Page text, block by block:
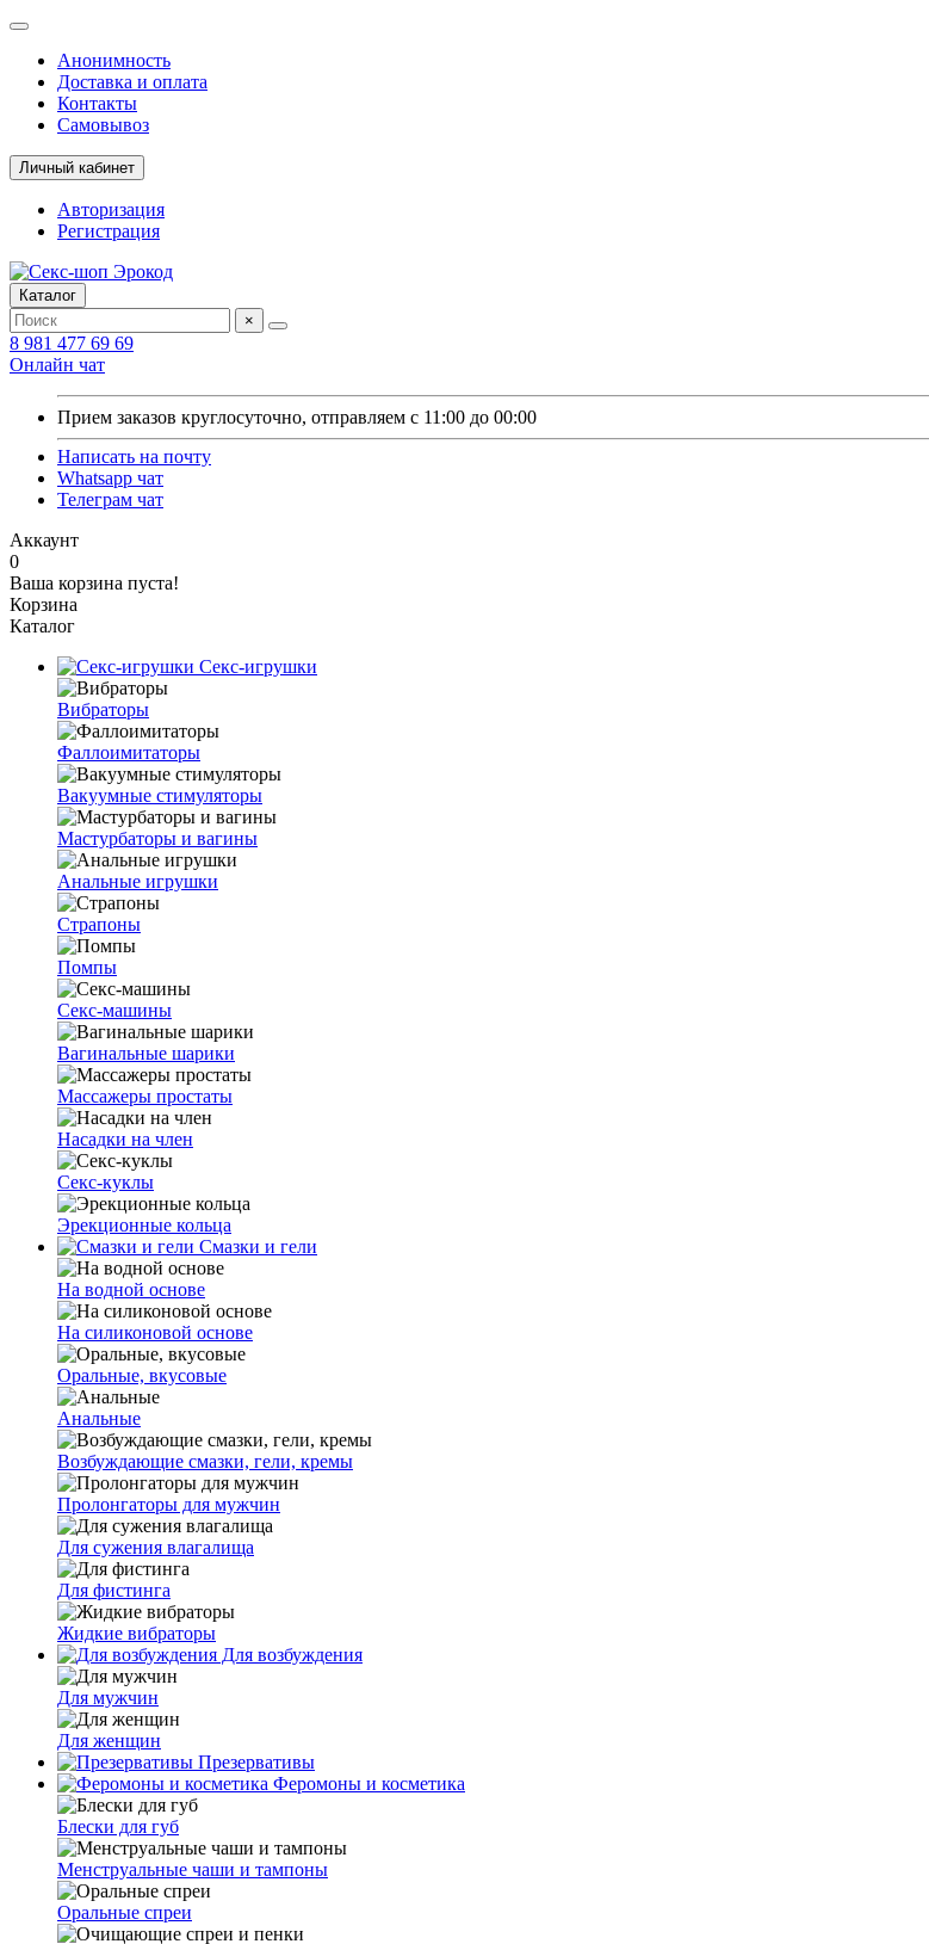
Анонимность
Доставка и оплата
Контакты
Самовывоз
Личный кабинет
Авторизация
Регистрация
Каталог
×
8 981 477 69 69
Онлайн чат
Прием заказов круглосуточно, отправляем с 11:00 до 00:00
Написать на почту
Whatsapp чат
Телеграм чат
Аккаунт
0
Ваша корзина пуста!
Корзина
Каталог
Секс-игрушки
Вибраторы
Фаллоимитаторы
Вакуумные стимуляторы
Мастурбаторы и вагины
Анальные игрушки
Страпоны
Помпы
Секс-машины
Вагинальные шарики
Массажеры простаты
Насадки на член
Секс-куклы
Эрекционные кольца
Смазки и гели
На водной основе
На силиконовой основе
Оральные, вкусовые
Анальные
Возбуждающие смазки, гели, кремы
Пролонгаторы для мужчин
Для сужения влагалища
Для фистинга
Жидкие вибраторы
Для возбуждения
Для мужчин
Для женщин
Презервативы
Феромоны и косметика
Блески для губ
Менструальные чаши и тампоны
Оральные спреи